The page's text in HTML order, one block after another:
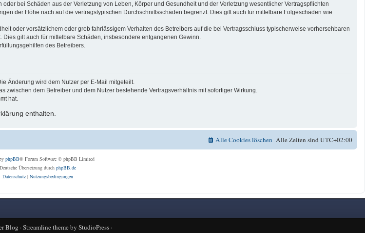
bei Schäden aus der Verletzung von Leben, Körper und Gesundheit und der Verletzung wesentlicher Vertragspflichten
der Höhe nach auf die vertragstypischen Durchschnittsschäden begrenzt. Dies gilt auch für mittelbare Folgeschäden wie
oder vorsätzlichem oder grob fahrlässigem Verhalten des Betreibers auf die bei Vertragsschluss typischerweise vorhersehbaren
gilt auch für mittelbare Schäden, insbesondere entgangenen Gewinn.
des Betreibers.
Änderung wird dem Nutzer per E-Mail mitgeteilt.
dem Betreiber und dem Nutzer bestehende Vertragsverhältnis mit sofortiger Wirkung.
hat.
enthalten.
Alle Zeiten sindUTC+02:00
Alle Cookies löschen
phpBB® Forum Software © phpBB Limited
Deutsche Übersetzung durch phpBB.de
Datenschutz| Nutzungsbedingungen
Blog ·Streamline themeby StudioPress·